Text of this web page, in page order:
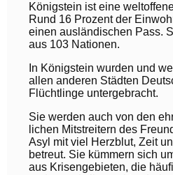
Königstein ist eine
Rund 16 Prozent der
einen ausländischen Pass.
aus 103 Nationen.
In Königstein wurden und
allen anderen Städten
Flüchtlinge untergebracht.
Sie werden auch von den
lichen Mitstreitern des
Asyl mit viel Herzblut, Zeit
betreut. Sie kümmern sich
aus Krisengebieten, die